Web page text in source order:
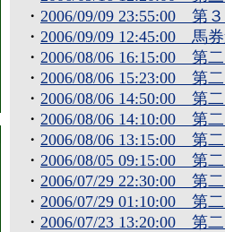
・ 2006/09/09 23:55:00 第
・ 2006/09/09 12:45:00 馬
・ 2006/08/06 16:15:00 第
・ 2006/08/06 15:23:00 第
・ 2006/08/06 14:50:00 第
・ 2006/08/06 14:10:00 第
・ 2006/08/06 13:15:00 第
・ 2006/08/05 09:15:00 第
・ 2006/07/29 22:30:00 第
・ 2006/07/29 01:10:00 第
・ 2006/07/23 13:20:00 第